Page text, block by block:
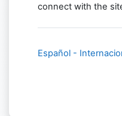
connect with the
Español -